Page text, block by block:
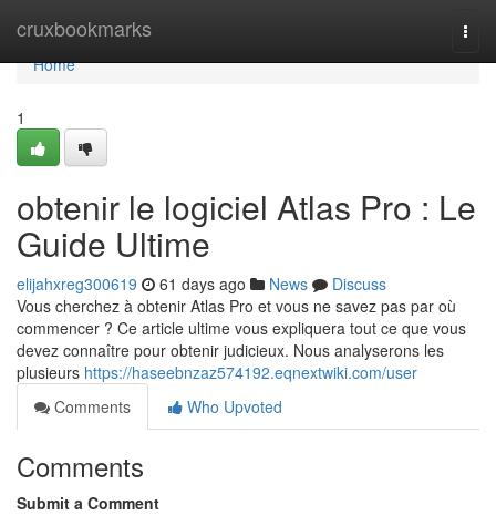
cruxbookmarks
Home
Home
1
obtenir le logiciel Atlas Pro : Le
Guide Ultime
elijahxreg300619 61 days ago News
Discuss
Vous cherchez à obtenir Atlas Pro et vous ne savez pas par où
commencer ? Ce article ultime vous expliquera tout ce que vous
devez connaître pour obtenir judicieux. Nous analyserons les
plusieurs https://haseebnzaz574192.eqnextwiki.com/user
Comments
Who Upvoted
Comments
Submit a Comment